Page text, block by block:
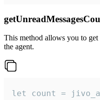
This method allows you to get
the agent.
let count =